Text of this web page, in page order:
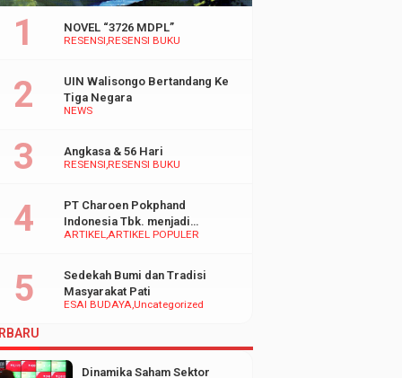
RESENSI RESENSI BUKU
NOVEL “3726 MDPL”
NEWS
UIN Walisongo Bertandang Ke
Tiga Negara
RESENSI RESENSI BUKU
Angkasa & 56 Hari
ARTIKELARTIKEL POPULER
PT Charoen Pokphand
Indonesia Tbk. menjadi
inspirasi Bagi UMKM di
ESAI BUDAYAUncategorized
Sedekah Bumi dan Tradisi
Masyarakat Pati
Dinamika Saham Sektor